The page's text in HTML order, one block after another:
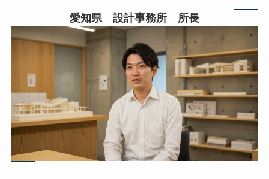
愛知県 設計事務所 所長